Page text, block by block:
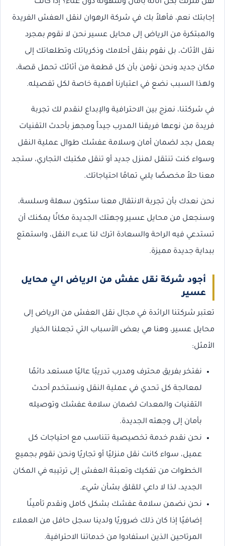
نقل منزلك بكل أثاثه بأمان وسهولة دون عناء؟ إذا كانت
إجابتك نعم، فأهلاً بك في شركة الرهوان لنقل العفش الفريدة
والمبتكرة من الرياض إلى محايل عسير نحن لا نقوم بمجرد
نقل الأثاث، بل نقوم بنقل أحلامك وذكرياتك وتطلعاتك إلى
مكان جديد ونحن نؤمن بأن كل قطعة من أثاثك تحمل قصة،
ولهذا السبب نضع في اعتبارنا أهمية خاصة لكل تفصيله.
في شركتنا، نمزج بين الاحترافية والإبداع لنقدم لك تجربة
فريدة من نوعها فريقنا المدرب جيداً ومجهز بأحدث التقنيات
يعمل بجد لضمان أمان وسلامة عفشك طوال عملية النقل
وسواء كنت تنتقل لمنزل جديد أو تنقل مكتبك التجاري، ستجد
معنا حلاً مخصصًا يلبي تمامًا احتياجاتك.
نحن نعدك بأن تجربة الانتقال معنا ستكون سهلة وسلسة،
وسنجعل من محايل عسير وجهتك الجديدة مكانًا يمكنك أن
تستدعي فيه الراحة والسعادة اترك لنا عبء النقل، واستمتع
ببداية جديدة مميزة.
أجود شركة نقل عفش من الرياض الي محايل
عسير
تعتبر شركتنا الرائدة في مجال نقل العفش من الرياض إلى
محايل عسير، وهنا هي بعض الأسباب التي تجعلنا الخيار
الأمثل:
نفتخر بفريق محترف ومدرب تدريبًا عاليًا مستعد دائمًا
لمعالجة كل تحدي في عملية النقل ونستخدم أحدث
التقنيات والمعدات لضمان سلامة عفشك وتوصيله
بأمان إلى وجهته الجديدة.
نحن نقدم خدمة تخصيصية تتناسب مع احتياجات كل
عميل، سواء كانت نقل منزليًا أو تجاريًا ونحن نقوم بجميع
الخطوات من تفكيك وتعبئة العفش إلى ترتيبه في المكان
الجديد، لذا لا داعي للقلق بشأن شيء.
نحن نضمن سلامة عفشك بشكل كامل ونقدم تأمينًا
إضافيًا إذا كان ذلك ضروريًا ولدينا سجل حافل من العملاء
المرتاحين الذين استفادوا من خدماتنا الاحترافية.